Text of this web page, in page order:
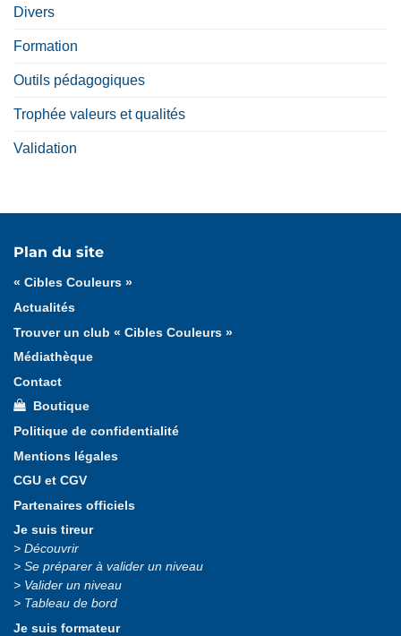
Divers
Formation
Outils pédagogiques
Trophée valeurs et qualités
Validation
Plan du site
« Cibles Couleurs »
Actualités
Trouver un club « Cibles Couleurs »
Médiathèque
Contact
Boutique
Politique de confidentialité
Mentions légales
CGU et CGV
Partenaires officiels
Je suis tireur
Découvrir
Se préparer à valider un niveau
Valider un niveau
Tableau de bord
Je suis formateur